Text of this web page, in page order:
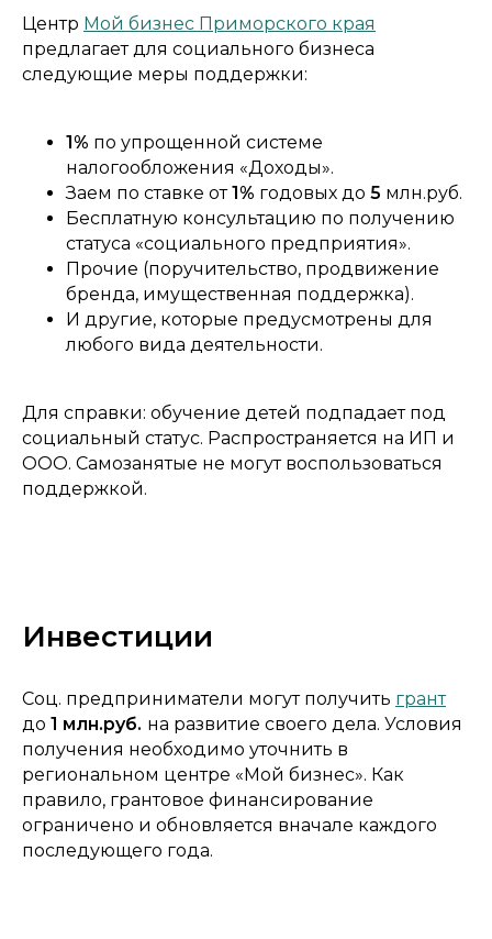
Центр Мой бизнес Приморского края
предлагает для социального бизнеса
следующие меры поддержки:
1% по упрощенной системе
налогообложения «Доходы».
Заем по ставке от1% годовых до 5 млн.руб.
Бесплатную консультацию по получению
статуса «социального предприятия».
Прочие (поручительство, продвижение
бренда, имущественная поддержка).
И другие, которые предусмотрены для
любого вида деятельности.
Для справки: обучение детей подпадает под
социальный статус. Распространяется на ИП и
ООО. Самозанятые не могут воспользоваться
поддержкой.
Инвестиции
Соц. предприниматели могут получить грант
до 1 млн.руб. на развитие своего дела. Условия
получения необходимо уточнить в
региональном центре «Мой бизнес». Как
правило, грантовое финансирование
ограничено и обновляется вначале каждого
последующего года.